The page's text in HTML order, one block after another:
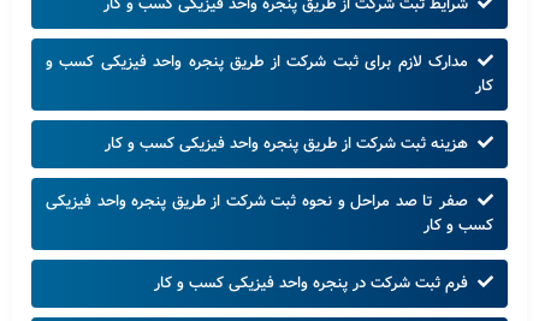
مدارک لازم برای ثبت شرکت از طریق پنجره واحد فیزیکی کسب و
کار
هزینه ثبت شرکت از طریق پنجره واحد فیزیکی کسب و کار
صفر تا صد مراحل و نحوه ثبت شرکت از طریق پنجره واحد فیزیکی
کسب و کار
فرم ثبت شرکت در پنجره واحد فیزیکی کسب و کار